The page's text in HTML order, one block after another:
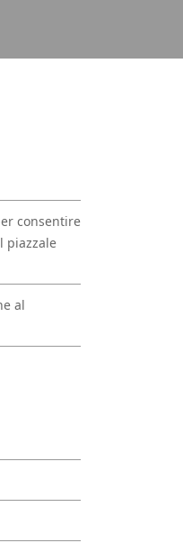
consentire
piazzale
al